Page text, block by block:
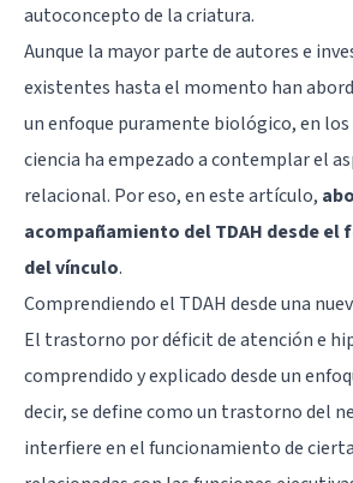
autoconcepto de la criatura.
Aunque la mayor parte de autores e
existentes hasta el momento han
un enfoque puramente biológico, en
ciencia ha empezado a contemplar el
relacional. Por eso, en este artículo,
acompañamiento del TDAH desde
del vínculo.
Comprendiendo el TDAH desde una
El trastorno por déficit de atención e
comprendido y explicado desde un
decir, se define como un trastorno del
interfiere en el funcionamiento de